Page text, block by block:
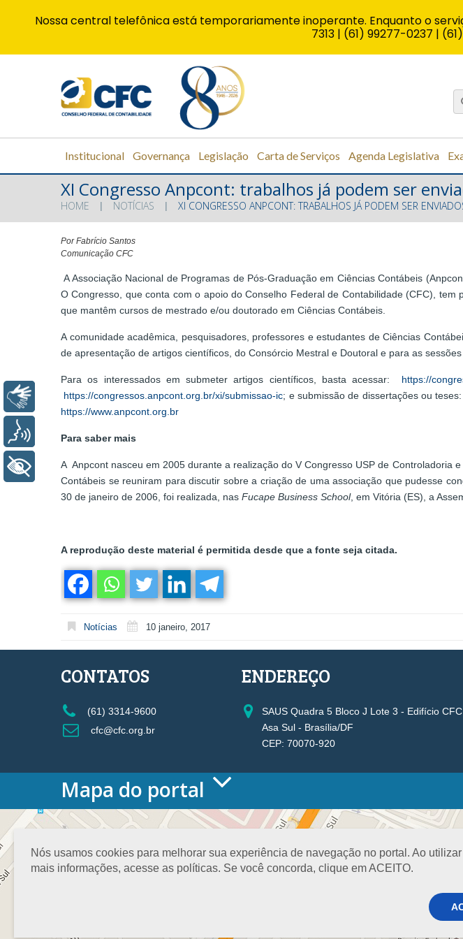
Institucional Governança Legislação Carta de Serviços Agenda Legislativa
XI Congresso Anpcont: trabalhos já podem ser
HOME NOTÍCIAS XI CONGRESSO ANPCONT: TRABALHOS JÁ PODEM SER
Por Fabrício Santos
Comunicação CFC
A Associação Nacional de Programas de Pós-Graduação em Ciências Contábeis
O Congresso, que conta com o apoio do Conselho Federal de Contabilidade (CFC),
que mantêm cursos de mestrado e/ou doutorado em Ciências Contábeis.
A comunidade acadêmica, pesquisadores, professores e estudantes de Ciências
de apresentação de artigos científicos, do Consórcio Mestral e Doutoral e para as
Para os interessados em submeter artigos científicos, basta acessar: https://
https://congressos.anpcont.org.br/xi/submissao-ic; e submissão de dissertações ou teses:
https://www.anpcont.org.br
Para saber mais
A Anpcont nasceu em 2005 durante a realização do V Congresso USP de Controladoria
Contábeis se reuniram para discutir sobre a criação de uma associação que pudesse
30 de janeiro de 2006, foi realizada, nas Fucape Business School, em Vitória (ES), a
A reprodução deste material é permitida desde que a fonte seja citada.
Notícias 10 janeiro, 2017
Nós usamos cookies para melhorar sua experiência de navegação no portal. Ao
mais informações, acesse as políticas. Se você concorda, clique em ACEITO.
CONTATOS
(61) 3314-9600
cfc@cfc.org.br
ENDEREÇO
SAUS Quadra 5 Bloco J Lote 3 - Edifício CFC
Asa Sul - Brasília/DF
CEP: 70070-920
Mapa do portal
HOME
O CONSELHO
Conselho Diretor
Nossa Sede
Planejamento
VICE-
Administrativa
Controle Interno
Desenvolvimento
Fiscalização, Ética e
Nossa central telefônica está temporariamente inoperante. Enquanto o
7313 | (61) 99277-0237 |
Libras
+ Acessibilidade